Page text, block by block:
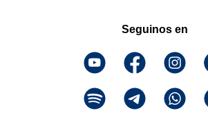
Seguinos en